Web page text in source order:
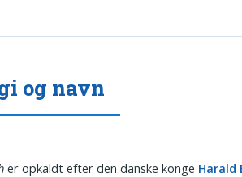
og navn
er opkaldt efter den danske konge Harald